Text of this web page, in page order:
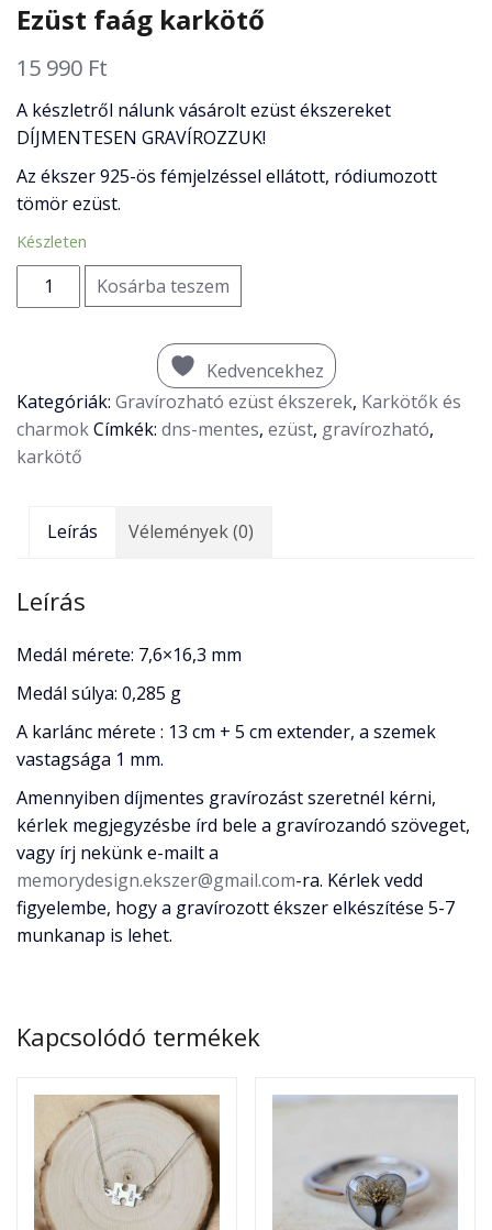
Ezüst faág karkötő
15 990 Ft
A készletről nálunk vásárolt ezüst ékszereket
DÍJMENTESEN GRAVÍROZZUK!
Az ékszer 925-ös fémjelzéssel ellátott, ródiumozott
tömör ezüst.
Készleten
Ezüst
faág
Kosárba teszem
Kedvencekhez
Kategóriák: Gravírozható ezüst ékszerek, Karkötők és
charmokCímkék: dns-mentes, ezüst, gravírozható,
karkötő
Leírás Vélemények (0)
Leírás
Medál mérete: 7,6×16,3 mm
Medál súlya: 0,285 g
A karlánc mérete : 13 cm + 5 cm extender, a szemek
vastagsága 1 mm.
Amennyiben díjmentes gravírozást szeretnél kérni,
kérlek megjegyzésbe írd bele a gravírozandó szöveget,
vagy írj nekünk e-mailt a
memorydesign.ekszer@gmail.com-ra. Kérlek vedd
figyelembe, hogy a gravírozott ékszer elkészítése 5-7
munkanap is lehet.
Kapcsolódó termékek